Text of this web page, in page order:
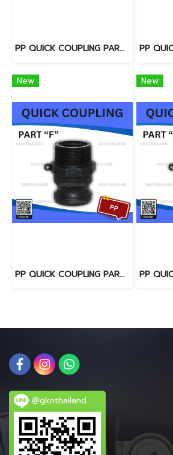
PP QUICK COUPLING PART "F" SIZE : 2.1/2"(BSPT)
New
PP QUICK COUPLING PART "F" SIZE : 1.1/2"(BSPT)
New
@gknthailand